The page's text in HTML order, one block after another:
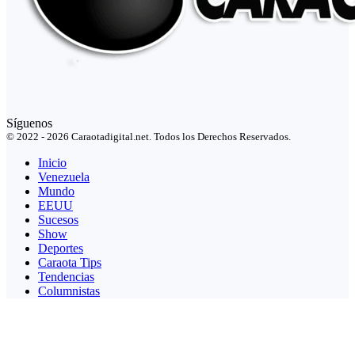
Síguenos
© 2022 - 2026 Caraotadigital.net. Todos los Derechos Reservados.
Inicio
Venezuela
Mundo
EEUU
Sucesos
Show
Deportes
Caraota Tips
Tendencias
Columnistas